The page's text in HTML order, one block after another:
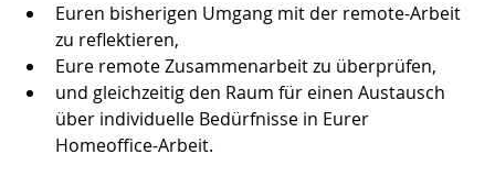
Euren bisherigen Umgang mit der remote-Arbeit
zu reflektieren,
Eure remote Zusammenarbeit zu überprüfen,
und gleichzeitig den Raum für einen Austausch
über individuelle Bedürfnisse in Eurer
Homeoffice-Arbeit.